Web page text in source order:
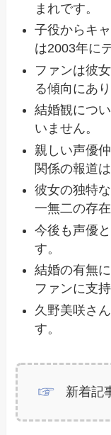
まれです。
子役からキ
は2003年に
ファンは彼
る傾向にあり
結婚観につ
いません。
親しい声優
関係の報道
彼女の独特
一無二の存
今後も声優
す。
結婚の有無
ファンに支
久野美咲さ
す。
新着記